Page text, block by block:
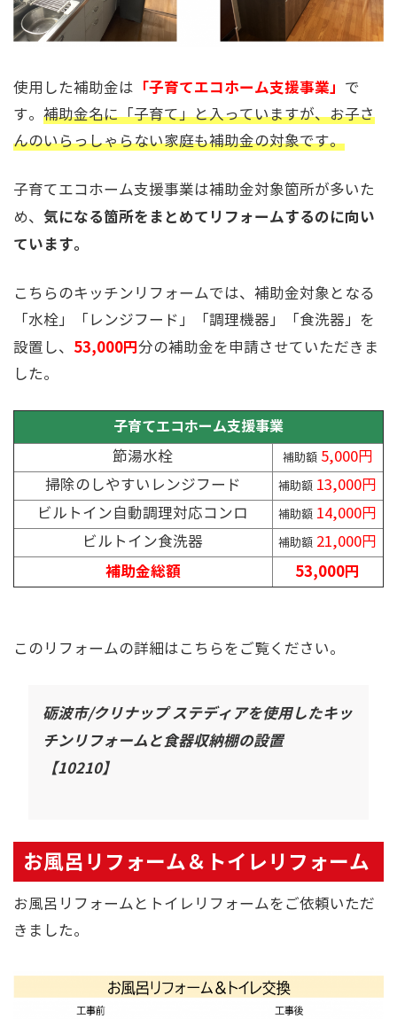
使用した補助金は 「子育てエコホーム支援事業」 で
す。 補助金名に「子育て」と入っていますが、お子さ
んのいらっしゃらない家庭も補助金の対象です。
子育てエコホーム支援事業は補助金対象箇所が多いた
め、 気になる箇所をまとめてリフォームするのに向い
ています。
こちらのキッチンリフォームでは、補助金対象となる
「水栓」「レンジフード」「調理機器」「食洗器」を
設置し、 53,000円分の補助金を申請させていただきま
した。
子育てエコホーム支援事業
節湯水栓
補助額 5,000円
掃除のしやすいレンジフード
補助額 13,000円
ビルトイン自動調理対応コンロ
補助額 14,000円
ビルトイン食洗器
補助額 21,000円
補助金総額 53,000円
このリフォームの詳細はこちらをご覧ください。
砺波市/クリナップ ステディアを使用したキッ
チンリフォームと食器収納棚の設置
【10210】
お風呂リフォーム＆トイレリフォーム
お風呂リフォームとトイレリフォームをご依頼いただ
きました。